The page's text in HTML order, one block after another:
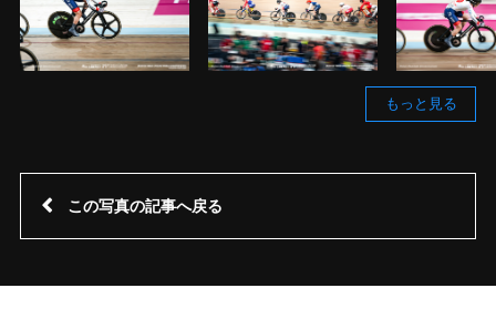
もっと見る
この写真の記事へ戻る